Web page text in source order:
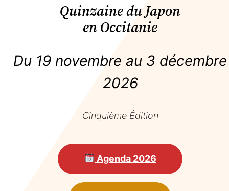
Quinzaine du Japon
en Occitanie
Du 19 novembre au 3 décembre
2026
Cinquième Édition
Agenda 2026